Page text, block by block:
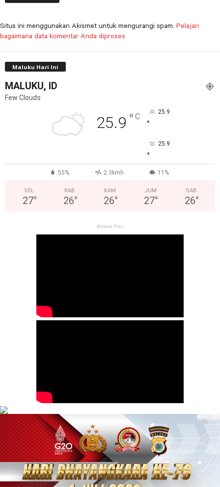
Situs ini menggunakan Akismet untuk mengurangi spam. Pelajari
bagaimana data komentar Anda diproses
Maluku Hari Ini
MALUKU, ID
Few Clouds
25.9 ° C 25.9
°
25.9
°
55% 2.3kmh 11%
SEL
27°
RAB
26°
KAM
26°
JUM
27°
SAB
26°
Website Polri